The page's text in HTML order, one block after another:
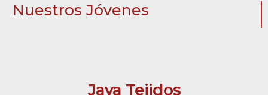
Nuestros Jóvenes
Jaya Tejidos